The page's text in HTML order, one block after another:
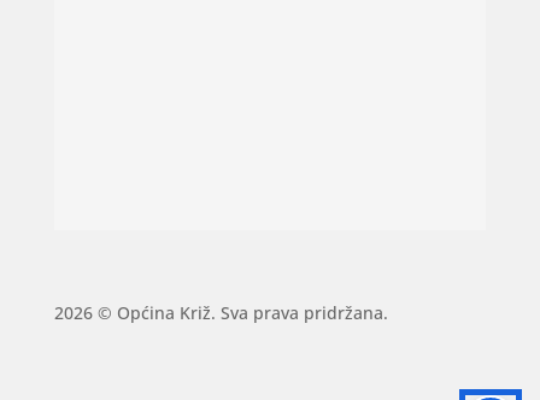
2026 © Općina Križ. Sva prava pridržana.